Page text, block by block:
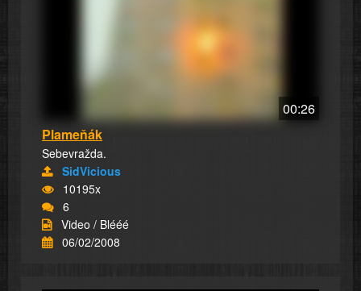
00:26
Plameňák
Sebevražda.
SidVicious
10195x
6
Video / Blééé
06/02/2008